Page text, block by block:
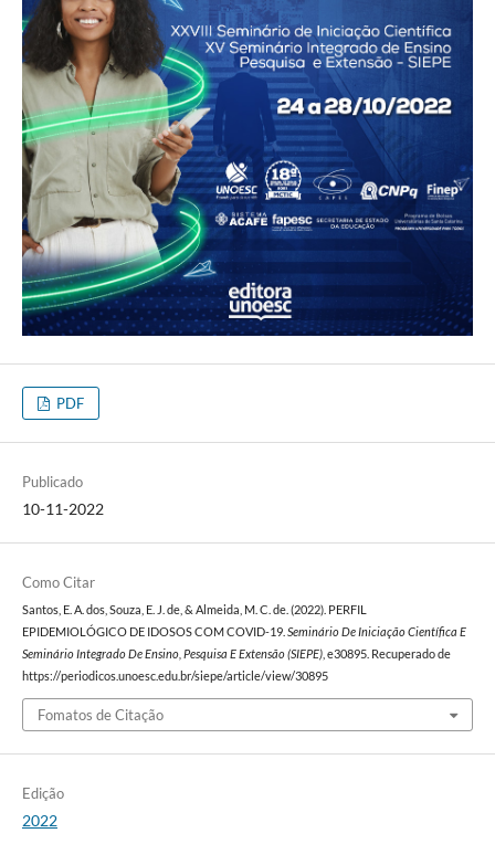
PDF
Publicado
10-11-2022
Como Citar
Santos, E. A. dos, Souza, E. J. de, & Almeida, M. C. de. (2022). PERFIL
EPIDEMIOLÓGICO DE IDOSOS COM COVID-19. Seminário De Iniciação Científica E
Seminário Integrado De Ensino, Pesquisa E Extensão (SIEPE), e30895. Recuperado de
https://periodicos.unoesc.edu.br/siepe/article/view/30895
Fomatos de Citação
Edição
2022